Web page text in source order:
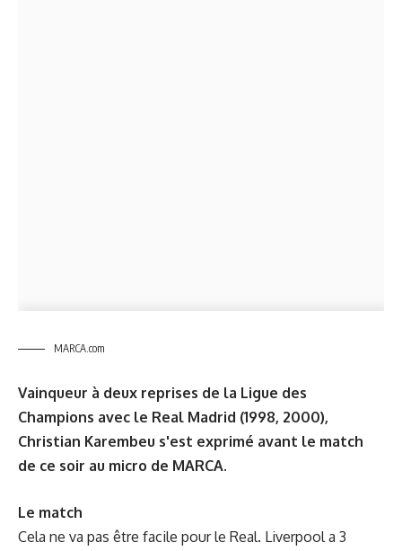
MARCA.com
Vainqueur à deux reprises de la Ligue des
Champions avec le Real Madrid (1998, 2000),
Christian Karembeu s'est exprimé avant le match
de ce soir au micro de MARCA.
Le match
Cela ne va pas être facile pour le Real. Liverpool a 3